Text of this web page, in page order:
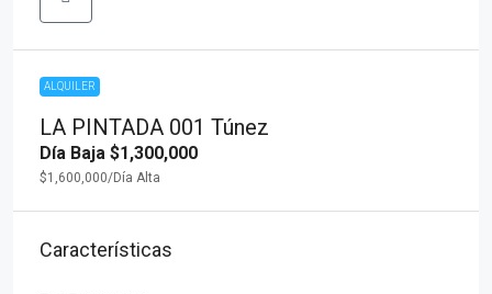
ALQUILER
LA PINTADA 001 Túnez
Día Baja $1,300,000
$1,600,000/Día Alta
Características